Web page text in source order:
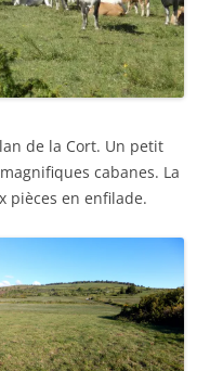
de la Cort. Un petit
cabanes. La
pièces en enfilade.